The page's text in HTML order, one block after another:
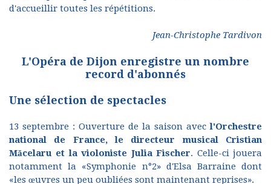
d'accueillir toutes les répétitions.
Jean-Christophe Tardivon
L'Opéra de Dijon enregistre un nombre
record d'abonnés
Une sélection de spectacles
13 septembre : Ouverture de la saison avecl'Orchestre
national de France, le directeur musical Cristian
Măcelaru et la violoniste Julia Fischer. Celle-ci jouera
notamment la «Symphonie n°2» d'Elsa Barraine dont
«les œuvres un peu oubliées sont maintenant reprises».